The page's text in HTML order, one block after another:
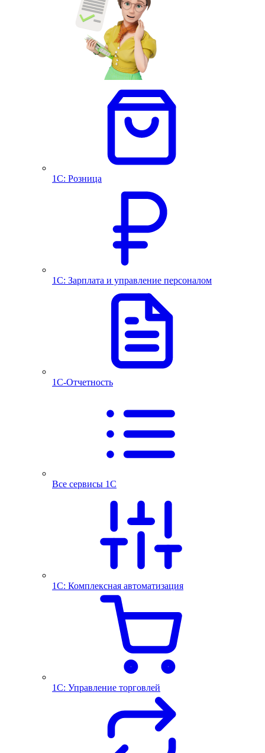
1С: Розница
1С: Зарплата и управление персоналом
1С-Отчетность
Все сервисы 1С
1С: Комплексная автоматизация
1С: Управление торговлей